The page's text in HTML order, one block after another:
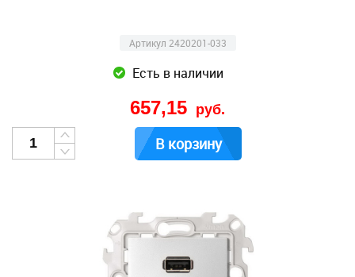
Артикул 2420201-033
Есть в наличии
657,15 руб.
В корзину